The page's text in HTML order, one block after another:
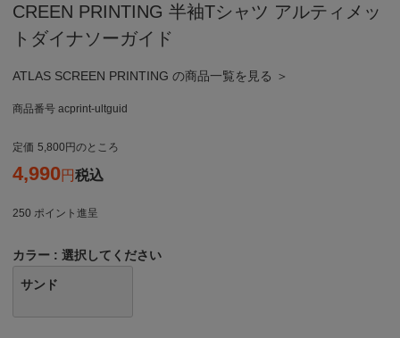
CREEN PRINTING 半袖Tシャツ アルティメッ
トダイナソーガイド
ATLAS SCREEN PRINTING の商品一覧を見る ＞
商品番号 acprint-ultguid
定価 5,800 のところ
4,990 税込
250 ポイント進呈
カラー 選択してください
サンド